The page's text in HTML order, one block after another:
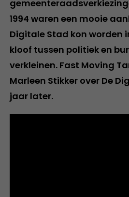
1994 waren een mooie
Digitale Stad kon worden
kloof tussen politiek en
verkleinen. Fast Moving
Marleen Stikker over De
jaar later.